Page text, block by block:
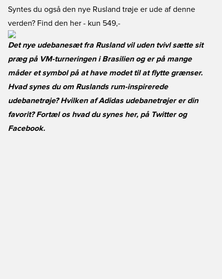
Syntes du også den nye Rusland trøje er ude af denne
verden? Find den her - kun 549,-
Det nye udebanesæt fra Rusland vil uden tvivl sætte sit
præg på VM-turneringen i Brasilien og er på mange
måder et symbol på at have modet til at flytte grænser.
Hvad synes du om Ruslands rum-inspirerede
udebanetrøje? Hvilken af Adidas udebanetrøjer er din
favorit? Fortæl os hvad du synes her, på Twitterog
Facebook.